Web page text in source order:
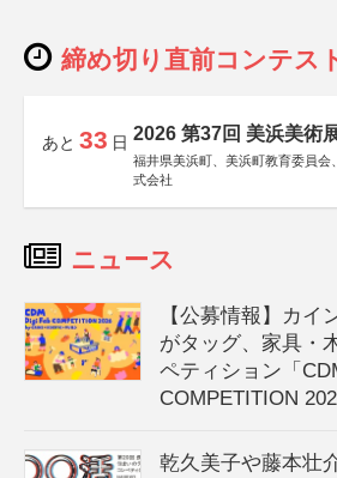
締め切り直前コンテス
あと 33 日 2026 第37回 美浜美術
福井県美浜町、美浜町教育委員会
式会社
ニュース
【公募情報】カイ
がタッグ、家具・
ペティション「
COMPETITION
乾久美子や藤本壮